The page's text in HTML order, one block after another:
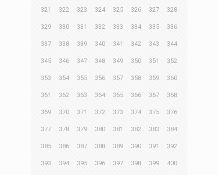
321 322 323 324 325 326 327 328
329 330 331 332 333 334 335 336
337 338 339 340 341 342 343 344
345 346 347 348 349 350 351 352
353 354 355 356 357 358 359 360
361 362 363 364 365 366 367 368
369 370 371 372 373 374 375 376
377 378 379 380 381 382 383 384
385 386 387 388 389 390 391 392
393 394 395 396 397 398 399 400